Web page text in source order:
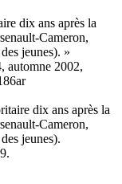
dix ans après la
Cameron,
jeunes). »
automne 2002,
dix ans après la
Cameron,
jeunes).